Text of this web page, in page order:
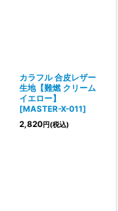
カラフル 合皮レザー
生地【難燃 クリーム
イエロー】
[MASTER-X-011]
2,820円(税込)